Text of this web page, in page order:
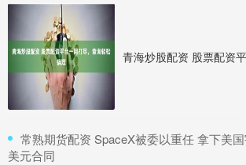
常熟期货配资 SpaceX被委以重任 拿下美
美元合同